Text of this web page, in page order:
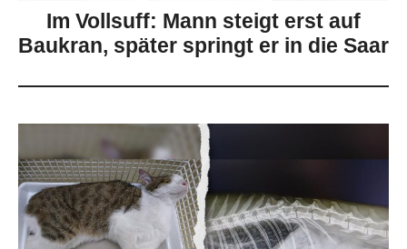
Im Vollsuff: Mann steigt erst auf
Baukran, später springt er in die Saar